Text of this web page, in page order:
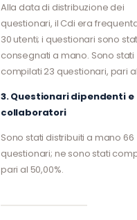
Alla data di distribuzione dei
questionari, il Cdi era
30 utenti; i questionari sono
consegnati a mano. Sono stati
compilati 23 questionari, pari al
3. Questionari dipendenti e
collaboratori
Sono stati distribuiti a mano 66
questionari; ne sono stati
pari al 50,00%.